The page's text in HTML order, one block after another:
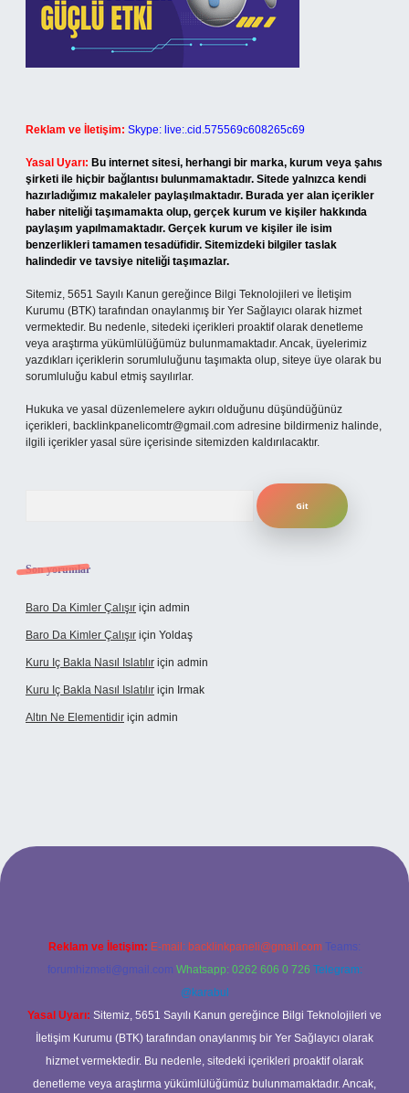
Reklam ve İletişim: Skype: live:.cid.575569c608265c69
Yasal Uyarı: Bu internet sitesi, herhangi bir marka, kurum veya şahıs
şirketi ile hiçbir bağlantısı bulunmamaktadır. Sitede yalnızca kendi
hazırladığımız makaleler paylaşılmaktadır. Burada yer alan içerikler
haber niteliği taşımamakta olup, gerçek kurum ve kişiler hakkında
paylaşım yapılmamaktadır. Gerçek kurum ve kişiler ile isim
benzerlikleri tamamen tesadüfidir. Sitemizdeki bilgiler taslak
halindedir ve tavsiye niteliği taşımazlar.
Sitemiz, 5651 Sayılı Kanun gereğince Bilgi Teknolojileri ve İletişim
Kurumu (BTK) tarafından onaylanmış bir Yer Sağlayıcı olarak hizmet
vermektedir. Bu nedenle, sitedeki içerikleri proaktif olarak denetleme
veya araştırma yükümlülüğümüz bulunmamaktadır. Ancak, üyelerimiz
yazdıkları içeriklerin sorumluluğunu taşımakta olup, siteye üye olarak bu
sorumluluğu kabul etmiş sayılırlar.
Hukuka ve yasal düzenlemelere aykırı olduğunu düşündüğünüz
içerikleri, backlinkpanelicomtr@gmail.com adresine bildirmeniz halinde,
ilgili içerikler yasal süre içerisinde sitemizden kaldırılacaktır.
Son yorumlar
Baro Da Kimler Çalışır için admin
Baro Da Kimler Çalışır için Yoldaş
Kuru Iç Bakla Nasıl Islatılır için admin
Kuru Iç Bakla Nasıl Islatılır için Irmak
Altın Ne Elementidir için admin
güncel giriş
Reklam ve İletişim: E-mail: backlinkpaneli@gmail.com Teams:
forumhizmeti@gmail.com Whatsapp: 0262 606 0 726 Telegram:
@karabul
Yasal Uyarı: Sitemiz, 5651 Sayılı Kanun gereğince Bilgi Teknolojileri ve
İletişim Kurumu (BTK) tarafından onaylanmış bir Yer Sağlayıcı olarak
hizmet vermektedir. Bu nedenle, sitedeki içerikleri proaktif olarak
denetleme veya araştırma yükümlülüğümüz bulunmamaktadır. Ancak,